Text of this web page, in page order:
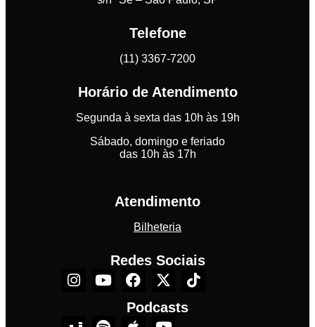
Telefone
(11) 3367-7200
Horário de Atendimento
Segunda à sexta das 10h às 19h
Sábado, domingo e feriado
das 10h às 17h
Atendimento
Bilheteria
Redes Sociais
Podcasts